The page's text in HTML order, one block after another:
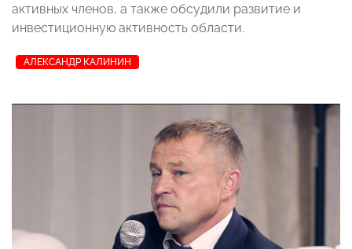
активных членов, а также обсудили развитие и
инвестиционную активность области.
АЛЕКСАНДР КАЛИНИН